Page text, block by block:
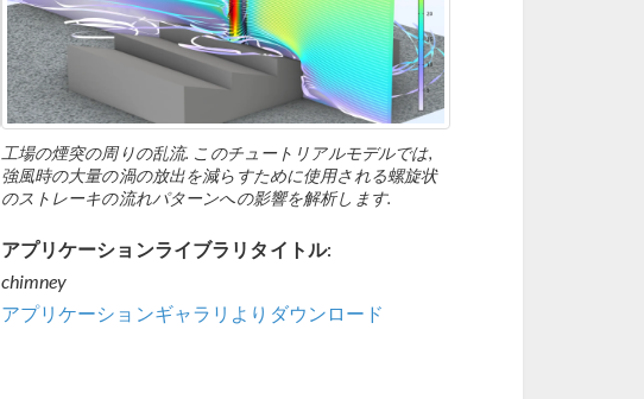
工場の煙突の周りの乱流. このチュートリアルモデルでは,
強風時の大量の渦の放出を減らすために使用される螺旋状
のストレーキの流れパターンへの影響を解析します.
アプリケーションライブラリタイトル:
chimney
アプリケーションギャラリよりダウンロード